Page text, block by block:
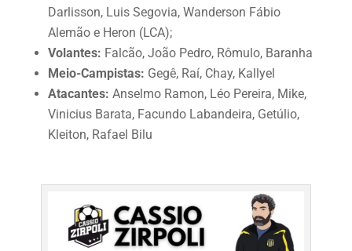
Darlisson, Luis Segovia, Wanderson Fábio
Alemão e Heron (LCA);
Volantes: Falcão, João Pedro, Rômulo, Baranha
Meio-Campistas: Gegê, Raí, Chay, Kallyel
Atacantes: Anselmo Ramon, Léo Pereira, Mike,
Vinicius Barata, Facundo Labandeira, Getúlio,
Kleiton, Rafael Bilu